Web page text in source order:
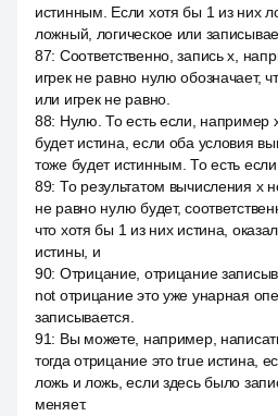
истинным. Если хотя бы 1 из них
ложный, логическое или
87: Соответственно, запись x,
игрек не равно нулю обозначает,
или игрек не равно.
88: Нулю. То есть если, например
будет истина, если оба условия
тоже будет истинным. То есть
89: То результатом вычисления x
не равно нулю будет,
что хотя бы 1 из них истина,
истины, и
90: Отрицание, отрицание
not отрицание это уже унарная
записывается.
91: Вы можете, например,
тогда отрицание это true истина,
ложь и ложь, если здесь было
меняет.